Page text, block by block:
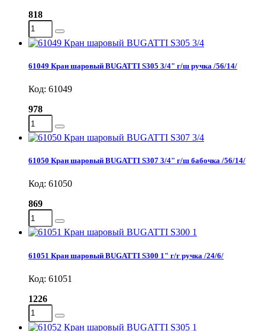
818
61049 Кран шаровый BUGATTI S305 3/4" г/ш ручка /56/14/
Код: 61049
978
61050 Кран шаровый BUGATTI S307 3/4" г/ш бабочка /56/14/
Код: 61050
869
61051 Кран шаровый BUGATTI S300 1" г/г ручка /24/6/
Код: 61051
1226